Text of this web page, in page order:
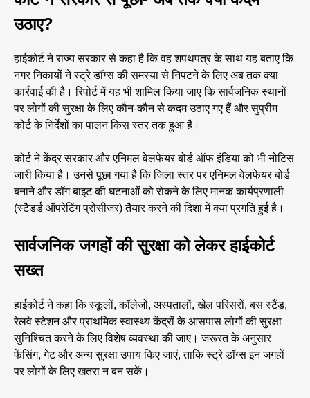
उठाए?
हाईकोर्ट ने राज्य सरकार से कहा है कि वह शपथपत्र के साथ यह बताए कि
नगर निकायों ने स्ट्रे डॉग्स की समस्या से निपटने के लिए अब तक क्या
कार्रवाई की है। रिपोर्ट में यह भी शामिल किया जाए कि सार्वजनिक स्थानों
पर लोगों की सुरक्षा के लिए कौन-कौन से कदम उठाए गए हैं और सुप्रीम
कोर्ट के निर्देशों का पालन किस स्तर तक हुआ है।
कोर्ट ने केंद्र सरकार और एनिमल वेलफेयर बोर्ड ऑफ इंडिया को भी नोटिस
जारी किया है। उनसे पूछा गया है कि जिला स्तर पर एनिमल वेलफेयर बोर्ड
बनाने और डॉग बाइट की घटनाओं को रोकने के लिए मानक कार्यप्रणाली
(स्टैंडर्ड ऑपरेटिंग प्रोसीजर) तैयार करने की दिशा में क्या प्रगति हुई है।
सार्वजनिक जगहों की सुरक्षा को लेकर हाईकोर्ट
सख्त
हाईकोर्ट ने कहा कि स्कूलों, कॉलेजों, अस्पतालों, खेल परिसरों, बस स्टैंड,
रेलवे स्टेशन और प्राथमिक स्वास्थ्य केंद्रों के आसपास लोगों की सुरक्षा
सुनिश्चित करने के लिए विशेष व्यवस्था की जाए। जरूरत के अनुसार
फेंसिंग, गेट और अन्य सुरक्षा उपाय किए जाएं, ताकि स्ट्रे डॉग्स इन जगहों
पर लोगों के लिए खतरा न बन सकें।